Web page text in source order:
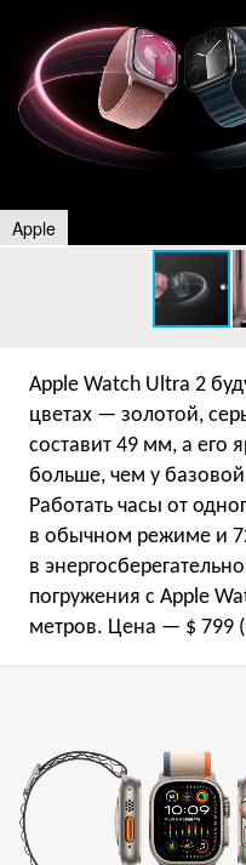
Apple
Apple Watch Ultra 2
цветах — золотой,
составит 49 мм, а его
больше, чем у
Работать часы от
в обычном режиме и
в
погружения с Apple
метров. Цена — $ 799